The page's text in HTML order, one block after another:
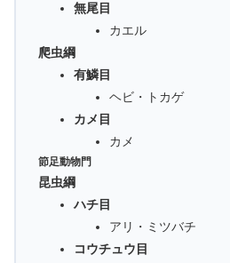
無尾目
カエル
爬虫綱
有鱗目
ヘビ・トカゲ
カメ目
カメ
節足動物門
昆虫綱
ハチ目
アリ・ミツバチ
コウチュウ目